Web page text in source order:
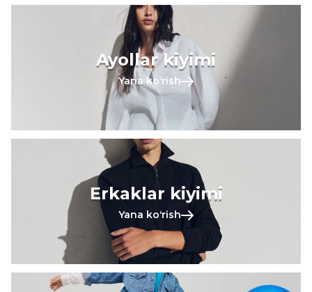
Ayollar kiyimi
Yana koʻrish
Erkaklar kiyimi
Yana koʻrish